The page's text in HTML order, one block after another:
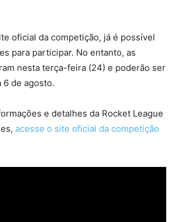
oficial da competição, já é possível
para participar. No entanto, as
nesta terça-feira (24) e poderão ser
6 de agosto.
e detalhes da Rocket League
acesse o site oficial da competição